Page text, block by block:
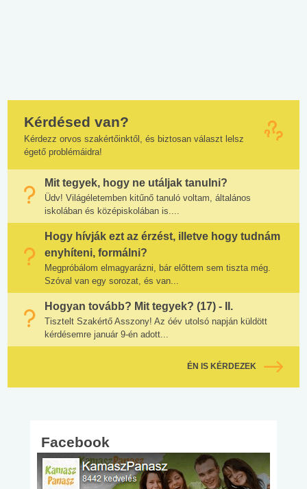
Kérdésed van?
Kérdezz orvos szakértőinktől, és biztosan választ lelsz
égető problémáidra!
Mit tegyek, hogy ne utáljak tanulni?
Üdv! Világéletemben kitűnő tanuló voltam, általános
iskolában és középiskolában is....
Hogy hívják ezt az érzést, illetve hogy tudnám
enyhíteni, formálni?
Megpróbálom elmagyarázni, bár előttem sem tiszta még.
Szóval van egy sorozat, és van...
Hogyan tovább? Mit tegyek? (17) - II.
Tisztelt Szakértő Asszony! Az óév utolsó napján küldött
kérdésemre január 9-én adott...
ÉN IS KÉRDEZEK
Facebook